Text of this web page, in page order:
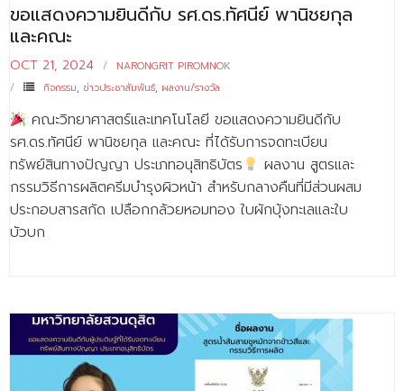
ขอแสดงความยินดีกับ รศ.ดร.ทัศนีย์ พานิชยกุล
และคณะ
OCT 21, 2024
NARONGRIT PIROMNOK
กิจกรรม, ข่าวประชาสัมพันธ์, ผลงาน/รางวัล
คณะวิทยาศาสตร์และเทคโนโลยี ขอแสดงความยินดีกับ
รศ.ดร.ทัศนีย์ พานิชยกุล และคณะ ที่ได้รับการจดทะเบียน
ทรัพย์สินทางปัญญา ประเภทอนุสิทธิบัตร
ผลงาน สูตรและ
กรรมวิธีการผลิตครีมบำรุงผิวหน้า สำหรับกลางคืนที่มีส่วนผสม
ประกอบสารสกัด เปลือกกล้วยหอมทอง ใบผักบุ้งทะเลและใบ
บัวบก